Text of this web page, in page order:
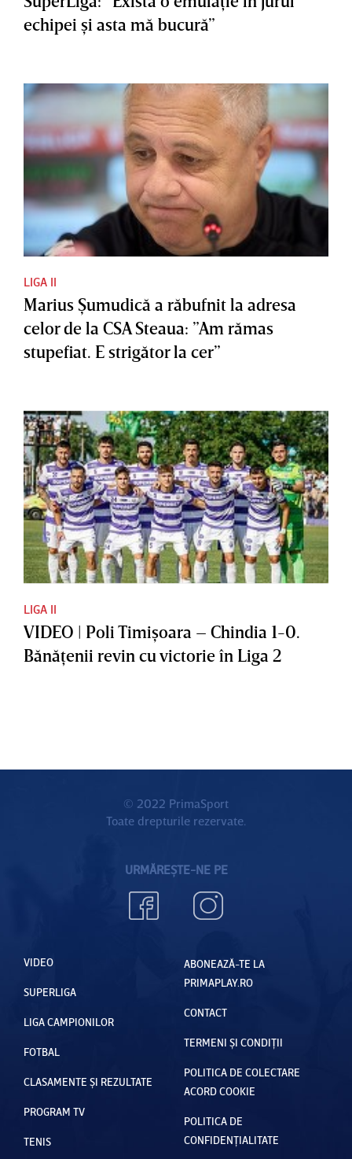
echipei şi asta mă bucură”
LIGA II
Marius Şumudică a răbufnit la adresa
celor de la CSA Steaua: ”Am rămas
stupefiat. E strigător la cer”
LIGA II
VIDEO | Poli Timişoara – Chindia 1-0.
Bănăţenii revin cu victorie în Liga 2
© 2022 PrimaSport
Toate drepturile rezervate.
URMĂREȘTE-NE PE
VIDEO
SUPERLIGA
LIGA CAMPIONILOR
FOTBAL
CLASAMENTE ȘI REZULTATE
PROGRAM TV
TENIS
ABONEAZĂ-TE LA
PRIMAPLAY.RO
CONTACT
TERMENI ȘI CONDIȚII
POLITICA DE COLECTARE
ACORD COOKIE
POLITICA DE
CONFIDENȚIALITATE